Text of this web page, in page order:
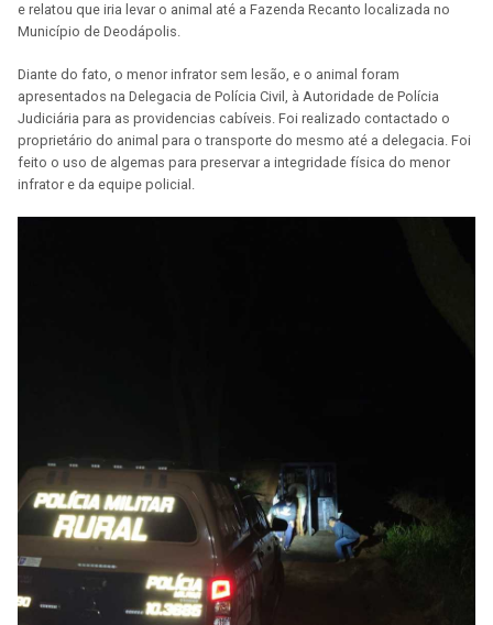
e relatou que iria levar o animal até a Fazenda Recanto localizada no
Município de Deodápolis.
Diante do fato, o menor infrator sem lesão, e o animal foram
apresentados na Delegacia de Polícia Civil, à Autoridade de Polícia
Judiciária para as providencias cabíveis. Foi realizado contactado o
proprietário do animal para o transporte do mesmo até a delegacia. Foi
feito o uso de algemas para preservar a integridade física do menor
infrator e da equipe policial.